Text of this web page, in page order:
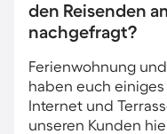
den Reisenden
nachgefragt?
Ferienwohnung
haben euch
Internet und
unseren Kunden